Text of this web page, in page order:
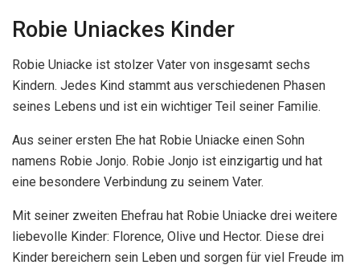
Robie Uniackes Kinder
Robie Uniacke ist stolzer Vater von insgesamt sechs
Kindern. Jedes Kind stammt aus verschiedenen Phasen
seines Lebens und ist ein wichtiger Teil seiner Familie.
Aus seiner ersten Ehe hat Robie Uniacke einen Sohn
namens Robie Jonjo. Robie Jonjo ist einzigartig und hat
eine besondere Verbindung zu seinem Vater.
Mit seiner zweiten Ehefrau hat Robie Uniacke drei weitere
liebevolle Kinder: Florence, Olive und Hector. Diese drei
Kinder bereichern sein Leben und sorgen für viel Freude im